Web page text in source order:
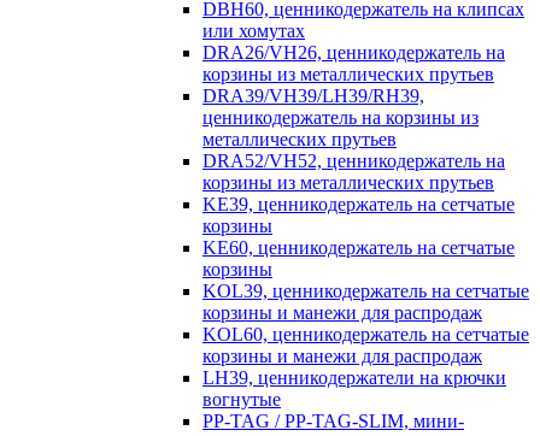
DBH60, ценникодержатель на клипсах
или хомутах
DRA26/VH26, ценникодержатель на
корзины из металлических прутьев
DRA39/VH39/LH39/RH39,
ценникодержатель на корзины из
металлических прутьев
DRA52/VH52, ценникодержатель на
корзины из металлических прутьев
KE39, ценникодержатель на сетчатые
корзины
KE60, ценникодержатель на сетчатые
корзины
KOL39, ценникодержатель на сетчатые
корзины и манежи для распродаж
KOL60, ценникодержатель на сетчатые
корзины и манежи для распродаж
LH39, ценникодержатели на крючки
вогнутые
PP-TAG / PP-TAG-SLIM, мини-